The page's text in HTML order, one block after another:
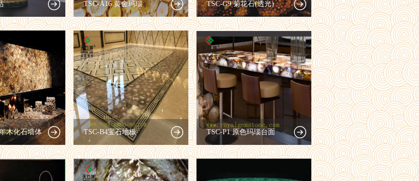
TSC-A16 黄金玛瑙 TSC-G9 菊花石(透光)
木化石墙体 TSC-B4宝石地板 TSC-P1 原色玛瑙台面